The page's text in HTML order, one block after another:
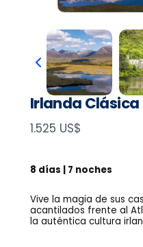
Irlanda Clásica
N
w
1.525 US$
8 días | 7 noches
Vive la magia de sus
acantilados frente al
la auténtica cultura